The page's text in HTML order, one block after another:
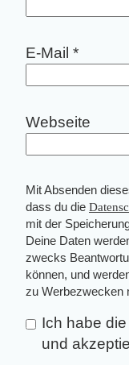
E-Mail *
Webseite
Mit Absenden
dass du die
mit der
Deine Daten
zwecks
können, und
zu Werbezwecken
Ich habe die
und